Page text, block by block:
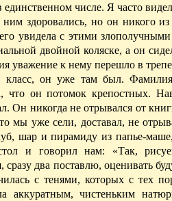
числе. Я часто
здоровались, но он никого из
увидела с этими
двойной коляске, а он
уважение к нему перешло в
класс, он уже там был.
что он потомок крепостных.
Он никогда не отрывался от
мы уже сели, доставал, не
шар и пирамиду из папье-
и говорил нам: «Так,
сразу два поставлю, оценивать
с тенями, которых с тех
аккуратным, чистеньким